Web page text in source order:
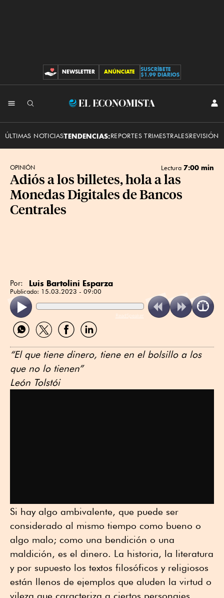
CONTRIBUCIONES
NEWSLETTER ANÚNCIATE
SUSCRÍBETE
$1.99 DIARIOS
El
ÚLTIMAS NOTICIASTENDENCIAS:REPORTES TRIMESTRALESREVISIÓN
OPINIÓN Lectura 7:00 min
Adiós a los billetes, hola a las
Monedas Digitales de Bancos
Centrales
Por: Luis Bartolini Esparza
Publicado: 15.03.2023 - 09:00
ReadSpeaker
Compartir
por
Compartir
por
Compartir
por
Compartir
por
“El que tiene dinero, tiene en el bolsillo a los
que no lo tienen”
León Tolstói
Si hay algo ambivalente, que puede ser
considerado al mismo tiempo como bueno o
algo malo; como una bendición o una
maldición, es el dinero. La historia, la literatura
y por supuesto los textos filosóficos y religiosos
están llenos de ejemplos que aluden la virtud o
vileza que caracteriza a ciertos personajes